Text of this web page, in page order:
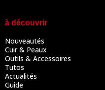
à découvrir
Nouveautés
Cuir & Peaux
Outils & Accessoires
Tutos
Actualités
Guide